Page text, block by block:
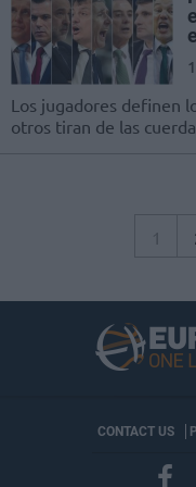
Los jugadores definen
otros tiran de las
1
CONTACT US